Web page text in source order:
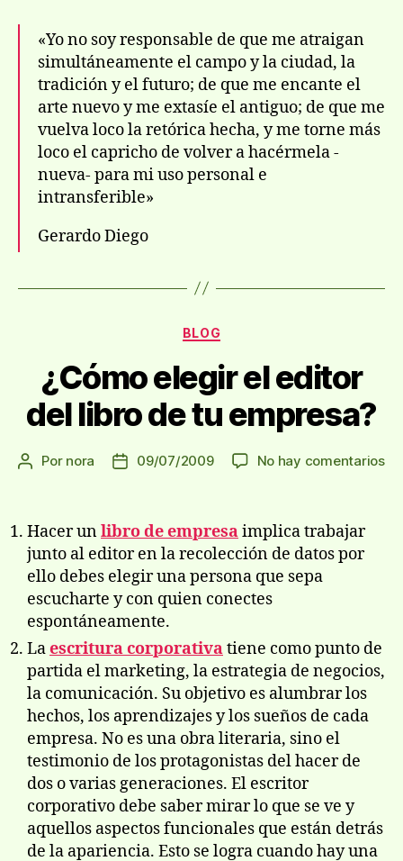
«Yo no soy responsable de que me atraigan
simultáneamente el campo y la ciudad, la
tradición y el futuro; de que me encante el
arte nuevo y me extasí­e el antiguo; de que me
vuelva loco la retórica hecha, y me torne más
loco el capricho de volver a hacérmela -
nueva- para mi uso personal e
intransferible»
Gerardo Diego
Categorías
BLOG
¿Cómo elegir el editor
del libro de tu empresa?
Autor
entrada
Por nora
Fecha
entrada
09/07/2009 No hay comentariosen
Hacer unlibro de empresaimplica trabajar
junto al editor en la recolección de datos por
ello debes elegir una persona que sepa
escucharte y con quien conectes
espontáneamente.
Laescritura corporativatiene como punto de
partida el marketing, la estrategia de negocios,
la comunicación. Su objetivo es alumbrar los
hechos, los aprendizajes y los sueños de cada
empresa. No es una obra literaria, sino el
testimonio de los protagonistas del hacer de
dos o varias generaciones. El escritor
corporativo debe saber mirar lo que se ve y
aquellos aspectos funcionales que están detrás
de la apariencia. Esto se logra cuando hay una